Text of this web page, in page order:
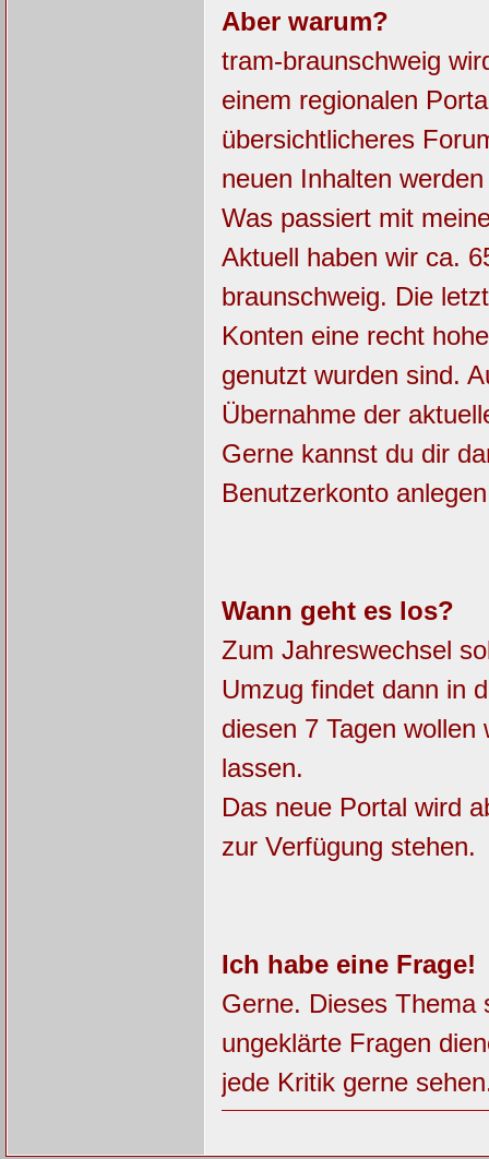
Aber warum?
tram-braunschweig
einem regionalen
übersichtlicheres
neuen Inhalten
Was passiert mit
Aktuell haben wir ca.
braunschweig. Die
Konten eine recht
genutzt wurden sind.
Übernahme der
Gerne kannst du dir
Benutzerkonto
Wann geht es los?
Zum Jahreswechsel
Umzug findet dann in
diesen 7 Tagen
lassen.
Das neue Portal wird
zur Verfügung stehen.
Ich habe eine Frage!
Gerne. Dieses Thema
ungeklärte Fragen
jede Kritik gerne